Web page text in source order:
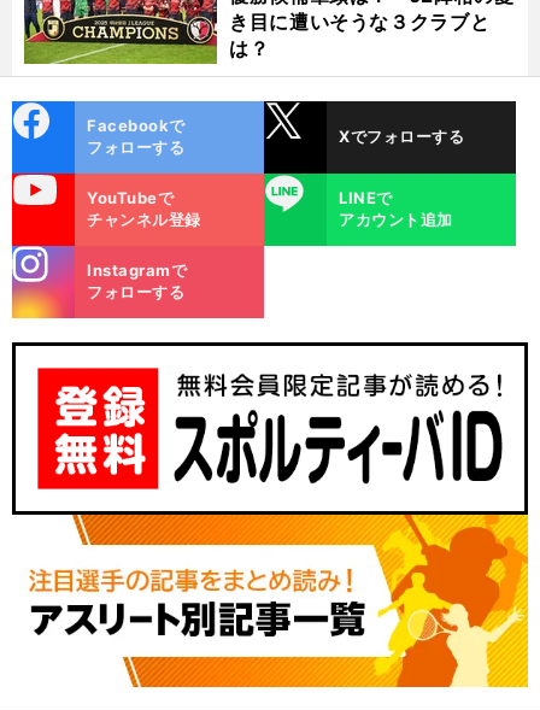
き目に遭いそうな３クラブと
は？
ok
Facebookで
フォローする
Xでフォローする
YouTubeで
チャンネル登録
LINE
LINEで
アカウント追加
m
Instagramで
フォローする